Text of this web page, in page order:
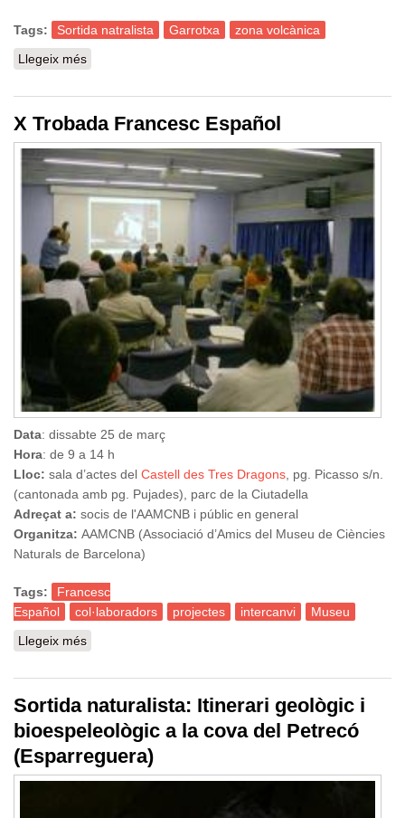
Tags: Sortida natralista Garrotxa
zona volcànica
Llegeix més
X Trobada Francesc Español
Data: dissabte 25 de març
Hora: de 9 a 14 h
Lloc: sala d’actes del Castell des Tres Dragons, pg. Picasso s/n.
(cantonada amb pg. Pujades), parc de la Ciutadella
Adreçat a: socis de l'AAMCNB i públic en general
Organitza: AAMCNB (Associació d’Amics del Museu de Ciències
Naturals de Barcelona)
Tags:
Francesc
Español
col·laboradors projectes intercanvi
Museu
Llegeix més
Sortida naturalista: Itinerari geològic i
bioespeleològic a la cova del Petrecó
(Esparreguera)